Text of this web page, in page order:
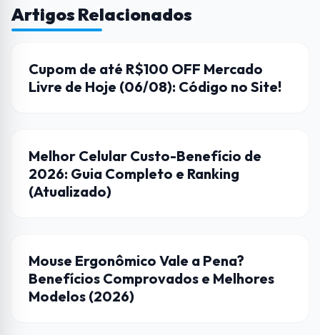
Artigos Relacionados
CUPONS DE DESCONTO
Cupom de até R$100 OFF Mercado
Livre de Hoje (06/08): Código no Site!
DICAS
Melhor Celular Custo-Benefício de
2026: Guia Completo e Ranking
(Atualizado)
CASA CONECTADA
Mouse Ergonômico Vale a Pena?
Benefícios Comprovados e Melhores
Modelos (2026)